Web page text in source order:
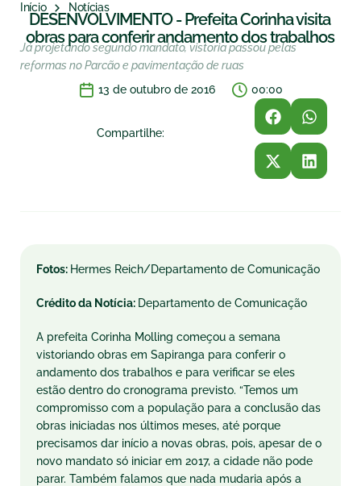
Início Notícias
DESENVOLVIMENTO - Prefeita Corinha visita
obras para conferir andamento dos trabalhos
Já projetando segundo mandato, vistoria passou pelas
reformas no Parcão e pavimentação de ruas
13 de outubro de 2016
00:00
Compartilhe:
Fotos: Hermes Reich/Departamento de Comunicação
Crédito da Notícia: Departamento de Comunicação
A prefeita Corinha Molling começou a semana
vistoriando obras em Sapiranga para conferir o
andamento dos trabalhos e para verificar se eles
estão dentro do cronograma previsto. “Temos um
compromisso com a população para a conclusão das
obras iniciadas nos últimos meses, até porque
precisamos dar início a novas obras, pois, apesar de o
novo mandato só iniciar em 2017, a cidade não pode
parar. Também falamos que nada mudaria após a